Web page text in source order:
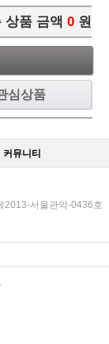
상품 금액 0 원
심상품
커뮤니티
2013-서울관악-0436호